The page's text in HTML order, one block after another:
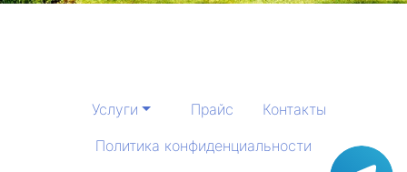
Услуги Прайс
Контакты
Политика конфиденциальности